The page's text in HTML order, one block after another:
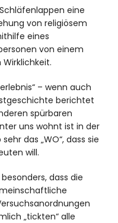
eine
von religiösem
eines
von einem
– wenn auch
berichtet
spürbaren
uns wohnt ist in der
das „WO“, dass sie
will.
dass die
„tickten“ alle